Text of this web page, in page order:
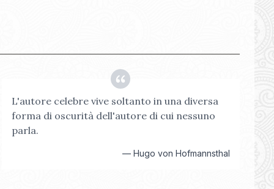
L'autore celebre vive soltanto in una diversa
forma di oscurità dell'autore di cui nessuno
parla.
— Hugo von Hofmannsthal